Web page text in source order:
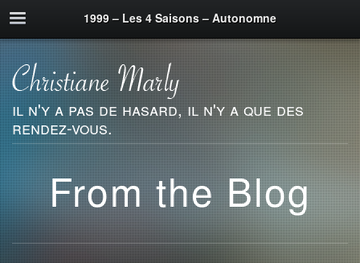
1999 – Les 4 Saisons – Autonomne
il n'y a pas de hasard, il n'y a que des
rendez-vous.
From the Blog